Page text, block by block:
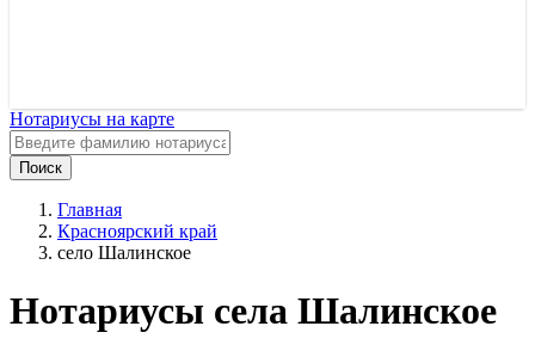
Нотариусы на карте
Поиск
Главная
Красноярский край
село Шалинское
Нотариусы села Шалинское